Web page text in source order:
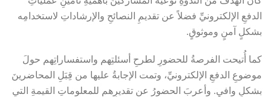
الدفعِ الإلكترونيِّ فضلاً عن تقديمِ النصائحِ والإرشاداتِ لاستخدامِه
بشكلٍ آمنٍ وموثوقٍ.
كما أُتيحت الفرصةُ للحضورِ لطرحِ أسئلتِهم واستفساراتِهم حولَ
موضوعِ الدفعِ الإلكترونيِّ، وتمت الإجابةُ عليها من قِبَلِ المحاضرينَ
بشكلٍ وافيٍ. وأعربَ الحضورُ عن تقديرِهم للمعلوماتِ القيمةِ التي